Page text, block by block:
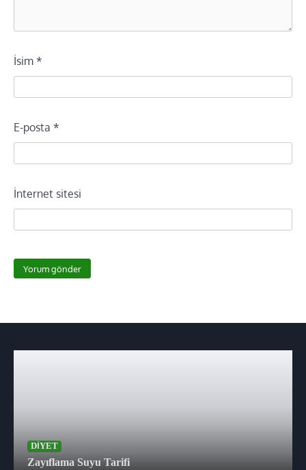
İsim *
E-posta *
İnternet sitesi
DIYET
Zayıflama Suyu Tarifi